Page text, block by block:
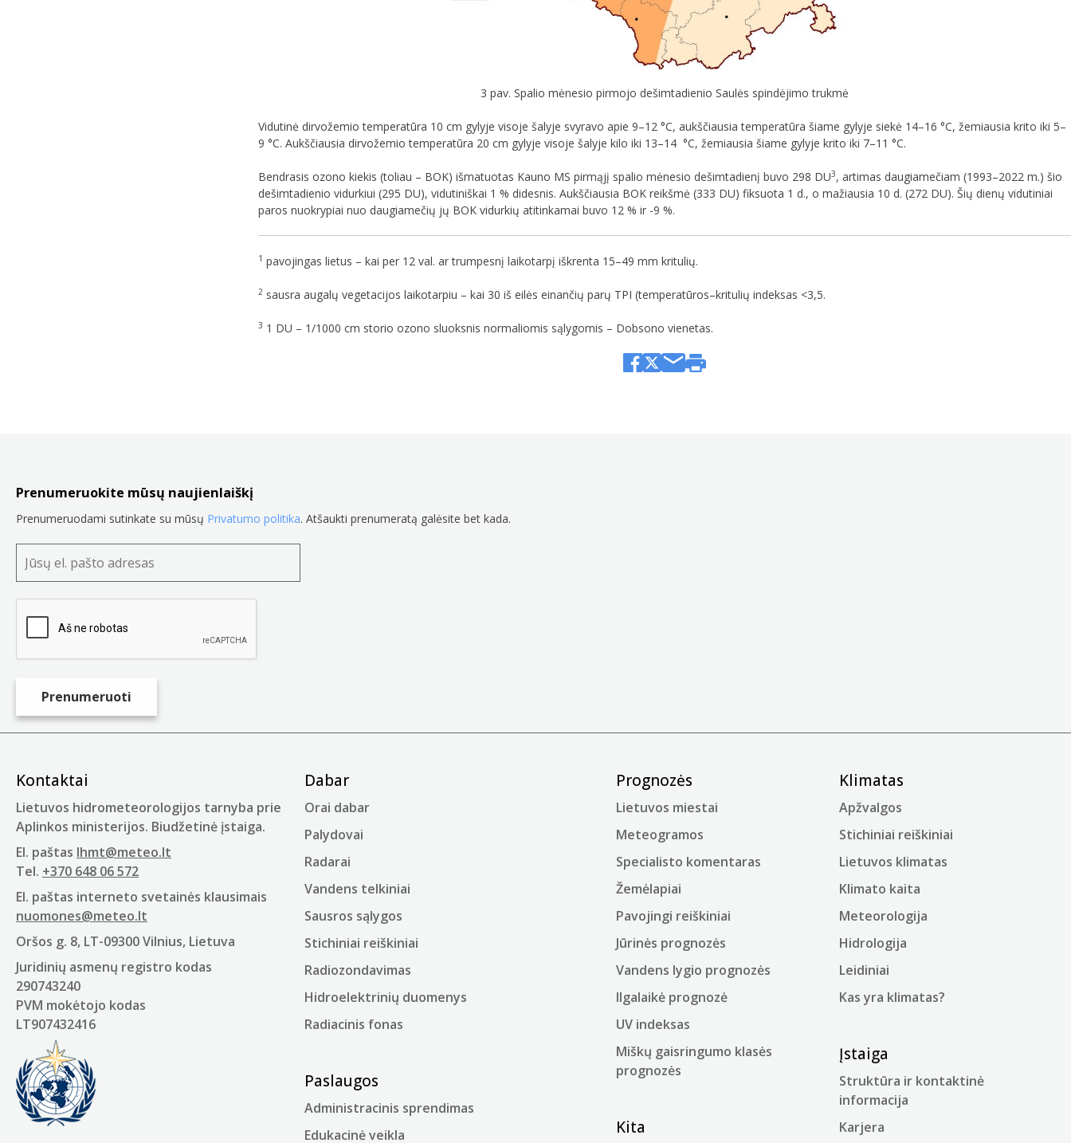
3 pav. Spalio mėnesio pirmojo dešimtadienio Saulės spindėjimo trukmė
Vidutinė dirvožemio temperatūra 10 cm gylyje visoje šalyje svyravo apie 9–12 °C, aukščiausia temperatūra šiame gylyje siekė 14–16 °C, žemiausia krito iki 5–
9 °C. Aukščiausia dirvožemio temperatūra 20 cm gylyje visoje šalyje kilo iki 13–14 °C, žemiausia šiame gylyje krito iki 7–11 °C.
Bendrasis ozono kiekis (toliau – BOK) išmatuotas Kauno MS pirmąjį spalio mėnesio dešimtadienį buvo 298 DU3, artimas daugiamečiam (1993–2022 m.) šio
dešimtadienio vidurkiui (295 DU), vidutiniškai 1 % didesnis. Aukščiausia BOK reikšmė (333 DU) fiksuota 1 d., o mažiausia 10 d. (272 DU). Šių dienų vidutiniai
paros nuokrypiai nuo daugiamečių jų BOK vidurkių atitinkamai buvo 12 % ir -9 %.
1 pavojingas lietus – kai per 12 val. ar trumpesnį laikotarpį iškrenta 15–49 mm kritulių.
2 sausra augalų vegetacijos laikotarpiu – kai 30 iš eilės einančių parų TPI (temperatūros–kritulių indeksas <3,5.
3 1 DU – 1/1000 cm storio ozono sluoksnis normaliomis sąlygomis – Dobsono vienetas.
Prenumeruokite mūsų naujienlaiškį
Prenumeruodami sutinkate su mūsų Privatumo politika. Atšaukti prenumeratą galėsite bet kada.
Kontaktai
Lietuvos hidrometeorologijos tarnyba prie
Aplinkos ministerijos. Biudžetinė įstaiga.
El. paštas lhmt@meteo.lt
Tel. +370 648 06 572
El. paštas interneto svetainės klausimais
nuomones@meteo.lt
Oršos g. 8, LT-09300 Vilnius, Lietuva
Juridinių asmenų registro kodas
290743240
PVM mokėtojo kodas
LT907432416
Dabar
Orai dabar
Palydovai
Radarai
Vandens telkiniai
Sausros sąlygos
Stichiniai reiškiniai
Radiozondavimas
Hidroelektrinių duomenys
Radiacinis fonas
Paslaugos
Administracinis sprendimas
Edukacinė veikla
Prognozės
Lietuvos miestai
Meteogramos
Specialisto komentaras
Žemėlapiai
Pavojingi reiškiniai
Jūrinės prognozės
Vandens lygio prognozės
Ilgalaikė prognozė
UV indeksas
Miškų gaisringumo klasės
prognozės
Kita
Klimatas
Apžvalgos
Stichiniai reiškiniai
Lietuvos klimatas
Klimato kaita
Meteorologija
Hidrologija
Leidiniai
Kas yra klimatas?
Įstaiga
Struktūra ir kontaktinė
informacija
Karjera